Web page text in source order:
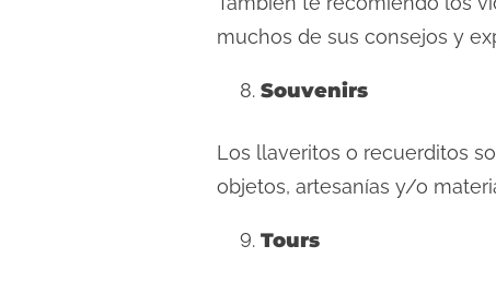
muchos de sus consejos y
Souvenirs
Los llaveritos o recuerditos
objetos, artesanías y/o
Tours